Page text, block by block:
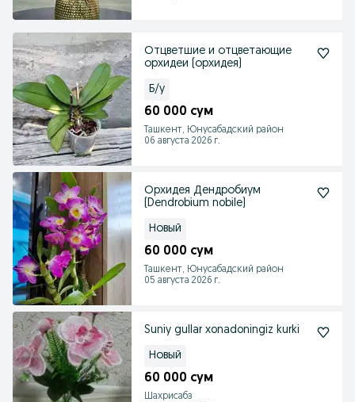
Отцветшие и отцветающие
орхидеи (орхидея)
Б/у
60 000 сум
Ташкент, Юнусабадский район
06 августа 2026 г.
Орхидея Дендробиум
(Dendrobium nobile)
Новый
60 000 сум
Ташкент, Юнусабадский район
05 августа 2026 г.
Suniy gullar xonadoningiz kurki
Новый
60 000 сум
Шахрисабз